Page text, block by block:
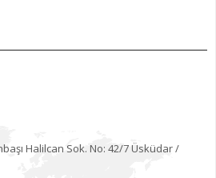
Halilcan Sok. No: 42/7 Üsküdar /